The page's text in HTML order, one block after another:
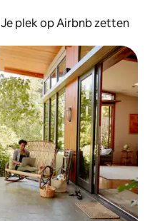
Je plek op Airbnb zetten